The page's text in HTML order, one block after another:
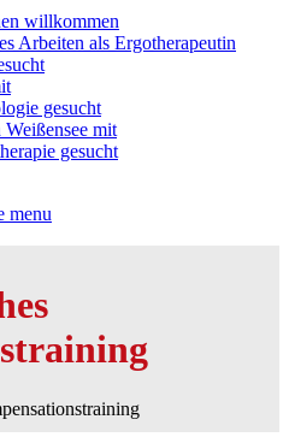
willkommen
Arbeiten als Ergotherapeutin
gesucht
mit
gesucht
menu